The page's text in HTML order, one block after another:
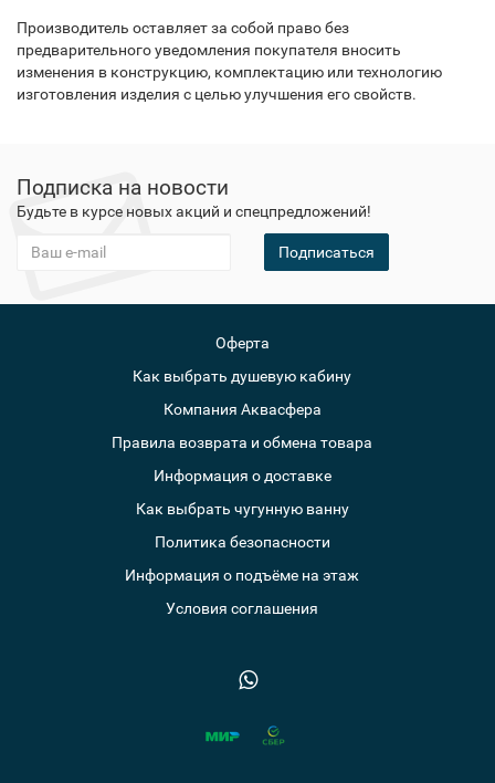
Производитель оставляет за собой право без
предварительного уведомления покупателя вносить
изменения в конструкцию, комплектацию или технологию
изготовления изделия с целью улучшения его свойств.
Подписка на новости
Будьте в курсе новых акций и спецпредложений!
Подписаться
Оферта
Как выбрать душевую кабину
Компания Аквасфера
Правила возврата и обмена товара
Информация о доставке
Как выбрать чугунную ванну
Политика безопасности
Информация о подъёме на этаж
Условия соглашения